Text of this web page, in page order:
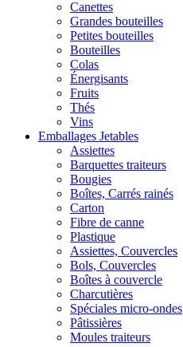
Canettes
Grandes bouteilles
Petites bouteilles
Bouteilles
Colas
Énergisants
Fruits
Thés
Vins
Emballages Jetables
Assiettes
Barquettes traiteurs
Bougies
Boîtes, Carrés rainés
Carton
Fibre de canne
Plastique
Assiettes, Couvercles
Bols, Couvercles
Boîtes à couvercle
Charcutières
Spéciales micro-ondes
Pâtissières
Moules traiteurs